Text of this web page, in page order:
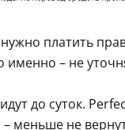
платить
именно – не
до суток.
меньше не